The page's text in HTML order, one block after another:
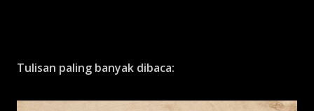
Tulisan paling banyak dibaca: